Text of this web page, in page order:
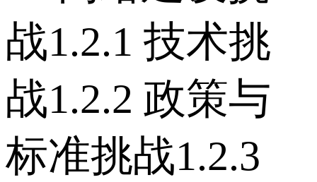
战 1.2.1 技术挑
战 1.2.2 政策与
标准挑战 1.2.3